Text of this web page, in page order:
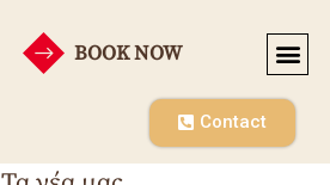
BOOK NOW
Contact